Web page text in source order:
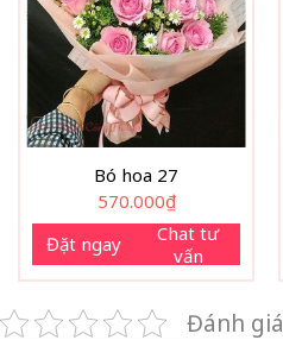
Bó hoa 27
570.000₫
Đặt ngay
Chat tư
vấn
Đánh giá